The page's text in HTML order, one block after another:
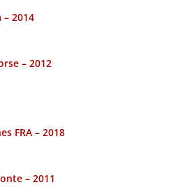
– 2014
– 2012
FRA – 2018
– 2011